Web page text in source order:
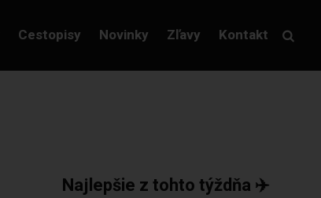
Cestopisy Novinky Zľavy Kontakt
Najlepšie z tohto týždňa ✈️